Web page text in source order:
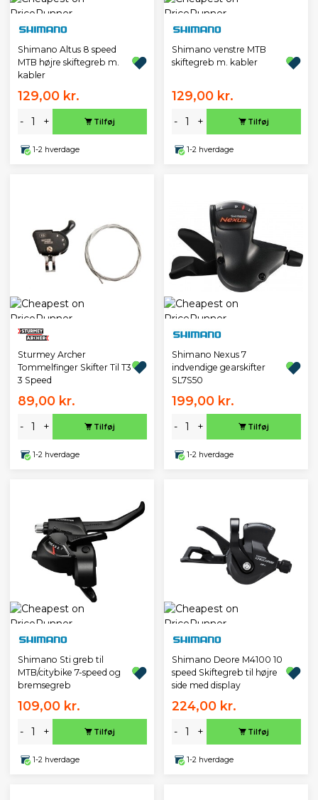
Shimano Altus 8 speed
MTB højre skiftegreb m.
kabler
129,00 kr.
- + Tilføj
1-2 hverdage
Shimano venstre MTB
skiftegreb m. kabler
129,00 kr.
- + Tilføj
1-2 hverdage
Sturmey Archer
Tommelfinger Skifter Til T3
3 Speed
89,00 kr.
- + Tilføj
1-2 hverdage
Shimano Nexus 7
indvendige gearskifter
SL7S50
199,00 kr.
- + Tilføj
1-2 hverdage
Shimano Sti greb til
MTB/citybike 7-speed og
bremsegreb
109,00 kr.
- + Tilføj
1-2 hverdage
Shimano Deore M4100 10
speed Skiftegreb til højre
side med display
224,00 kr.
- + Tilføj
1-2 hverdage